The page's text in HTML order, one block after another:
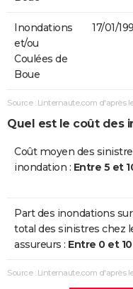
Inondations
et/ou
Coulées de
Boue
17/01/
Source : Linternaute.com d'après
Quel est le coût des
Coût moyen des
inondation : Entre 5 et
Part des inondations
total des sinistres chez
assureurs : Entre 0 et 10
Source : Linternaute.com d'après